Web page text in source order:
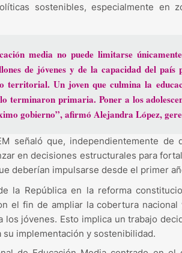
sostenibles, especialmente en
media no puede limitarse
de jóvenes y de la capacidad del
territorial. Un joven que culmina la
terminaron primaria. Poner a los
gobierno”, afirmó Alejandra López,
señaló que, independientemente
en decisiones estructurales para
deberían impulsarse desde el primer
la República en la reforma
el fin de ampliar la cobertura
los jóvenes. Esto implica un trabajo
implementación y sostenibilidad.